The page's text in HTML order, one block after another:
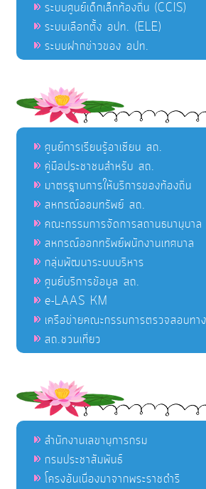
ระบบศูนย์เด็กเล็กท้องถิ่น (CCIS)
ระบบเลือกตั้ง อปท. (ELE)
ระบบฝากข่าวของ อปท.
ศูนย์การเรียนรู้อาเซียน สถ.
คู่มือประชาชนสำหรับ สถ.
มาตรฐานการให้บริการของท้องถิ่น
สหกรณ์ออมทรัพย์ สถ.
คณะกรรมการจัดการสถานธนานุบา
สหกรณ์ออกทรัพย์พนักงานเทศบาล
กลุ่มพัฒนาระบบบริหาร
ศูนย์บริการข้อมูล สถ.
e-LAAS KM
เครือข่ายคณะกรรมการตรวจสอบทา
สถ.ชวนเที่ยว
สำนักงานเลขานุการกรม
กรมประชาสัมพันธ์
โครงอันเนื่องมาจากพระราชดำริ